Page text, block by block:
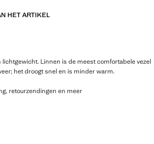
HET ARTIKEL
Linnen is de meest comfortabele vezel
het droogt snel en is minder warm.
retourzendingen en meer